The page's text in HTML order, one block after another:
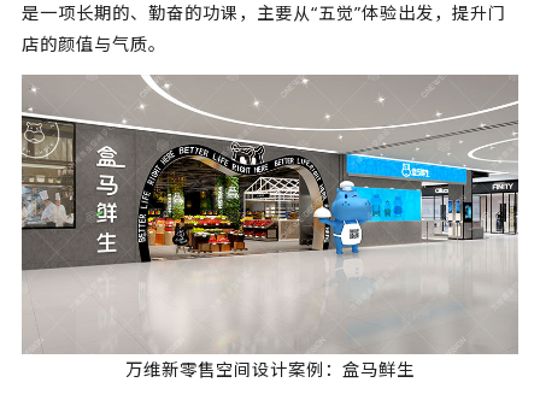
是一项长期的、勤奋的功课，主要从“五觉”体验出发，提升门
店的颜值与气质。
万维新零售空间设计案例：盒马鲜生